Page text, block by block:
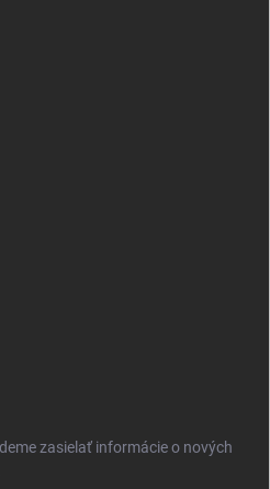
zasielať informácie o nových